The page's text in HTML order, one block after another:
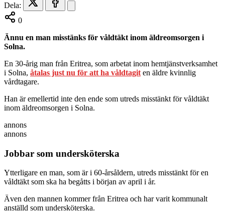
Dela:
0
Ännu en man misstänks för våldtäkt inom äldreomsorgen i
Solna.
En 30-årig man från Eritrea, som arbetat inom hemtjänstverksamhet
i Solna, åtalas just nu för att ha våldtagit en äldre kvinnlig
vårdtagare.
Han är emellertid inte den ende som utreds misstänkt för våldtäkt
inom äldreomsorgen i Solna.
annons
annons
Jobbar som undersköterska
Ytterligare en man, som är i 60-årsåldern, utreds misstänkt för en
våldtäkt som ska ha begåtts i början av april i år.
Även den mannen kommer från Eritrea och har varit kommunalt
anställd som undersköterska.